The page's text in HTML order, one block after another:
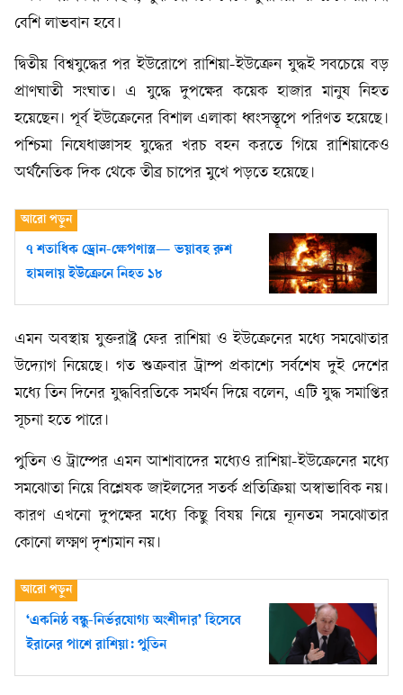
বেশি লাভবান হবে।
দ্বিতীয় বিশ্বযুদ্ধের পর ইউরোপে রাশিয়া-ইউক্রেন যুদ্ধই সবচেয়ে বড়
প্রাণঘাতী সংঘাত। এ যুদ্ধে দুপক্ষের কয়েক হাজার মানুষ নিহত
হয়েছেন। পূর্ব ইউক্রেনের বিশাল এলাকা ধ্বংসস্তূপে পরিণত হয়েছে।
পশ্চিমা নিষেধাজ্ঞাসহ যুদ্ধের খরচ বহন করতে গিয়ে রাশিয়াকেও
অর্থনৈতিক দিক থেকে তীব্র চাপের মুখে পড়তে হয়েছে।
৭ শতাধিক ড্রোন-ক্ষেপণাস্ত্র— ভয়াবহ রুশ
হামলায় ইউক্রেনে নিহত ১৮
এমন অবস্থায় যুক্তরাষ্ট্র ফের রাশিয়া ও ইউক্রেনের মধ্যে সমঝোতার
উদ্যোগ নিয়েছে। গত শুক্রবার ট্রাম্প প্রকাশ্যে সর্বশেষ দুই দেশের
মধ্যে তিন দিনের যুদ্ধবিরতিকে সমর্থন দিয়ে বলেন, এটি যুদ্ধ সমাপ্তির
সূচনা হতে পারে।
পুতিন ও ট্রাম্পের এমন আশাবাদের মধ্যেও রাশিয়া-ইউক্রেনের মধ্যে
সমঝোতা নিয়ে বিশ্লেষক জাইলসের সতর্ক প্রতিক্রিয়া অস্বাভাবিক নয়।
কারণ এখনো দুপক্ষের মধ্যে কিছু বিষয় নিয়ে ন্যূনতম সমঝোতার
কোনো লক্ষ্মণ দৃশ্যমান নয়।
‘একনিষ্ঠ বন্ধু-নির্ভরযোগ্য অংশীদার’ হিসেবে
ইরানের পাশে রাশিয়া: পুতিন